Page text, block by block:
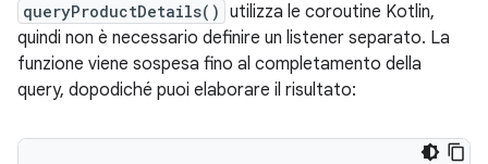
queryProductDetails() utilizza le coroutine Kotlin,
quindi non è necessario definire un listener separato. La
funzione viene sospesa fino al completamento della
query, dopodiché puoi elaborare il risultato: